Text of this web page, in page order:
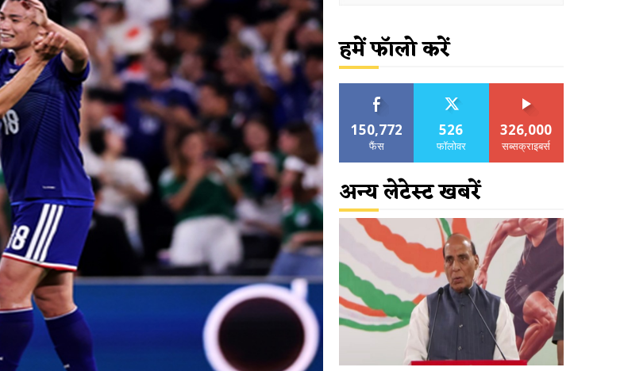
हमें फॉलो करें
150,772
फैंस
526
फॉलोवर
326,000
सब्सक्राइबर्स
अन्य लेटेस्ट खबरें